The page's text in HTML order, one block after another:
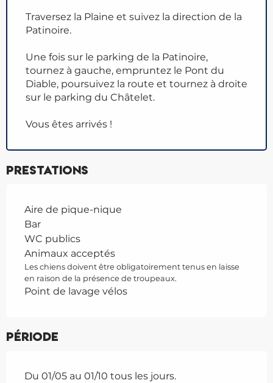
Traversez la Plaine et suivez la direction de la
Patinoire.
Une fois sur le parking de la Patinoire,
tournez à gauche, empruntez le Pont du
Diable, poursuivez la route et tournez à droite
sur le parking du Châtelet.
Vous êtes arrivés !
Prestations
Aire de pique-nique
Bar
WC publics
Animaux acceptés
Les chiens doivent être obligatoirement tenus en laisse
en raison de la présence de troupeaux.
Point de lavage vélos
Période
Du 01/05 au 01/10 tous les jours.